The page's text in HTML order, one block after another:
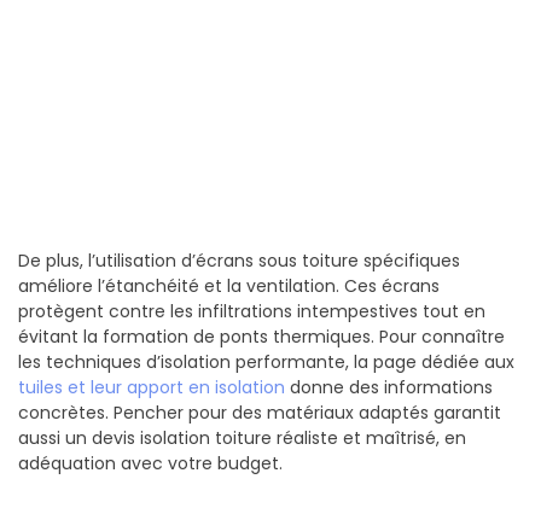
De plus, l’utilisation d’écrans sous toiture spécifiques
améliore l’étanchéité et la ventilation. Ces écrans
protègent contre les infiltrations intempestives tout en
évitant la formation de ponts thermiques. Pour connaître
les techniques d’isolation performante, la page dédiée aux
tuiles et leur apport en isolation donne des informations
concrètes. Pencher pour des matériaux adaptés garantit
aussi un devis isolation toiture réaliste et maîtrisé, en
adéquation avec votre budget.